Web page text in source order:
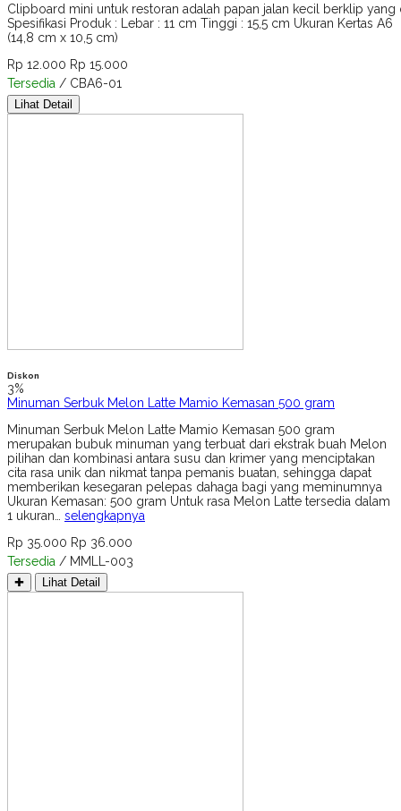
Clipboard mini untuk restoran adalah papan jalan kecil berklip
Spesifikasi Produk : Lebar : 11 cm Tinggi : 15,5 cm Ukuran Kertas A6
(14,8 cm x 10,5 cm)
Rp 12.000 Rp 15.000
Tersedia / CBA6-01
Lihat Detail
Diskon
3%
Minuman Serbuk Melon Latte Mamio Kemasan 500 gram
Minuman Serbuk Melon Latte Mamio Kemasan 500 gram
merupakan bubuk minuman yang terbuat dari ekstrak buah Melon
pilihan dan kombinasi antara susu dan krimer yang menciptakan
cita rasa unik dan nikmat tanpa pemanis buatan, sehingga dapat
memberikan kesegaran pelepas dahaga bagi yang meminumnya
Ukuran Kemasan: 500 gram Untuk rasa Melon Latte tersedia dalam
1 ukuran… selengkapnya
Rp 35.000 Rp 36.000
Tersedia / MMLL-003
✚ Lihat Detail